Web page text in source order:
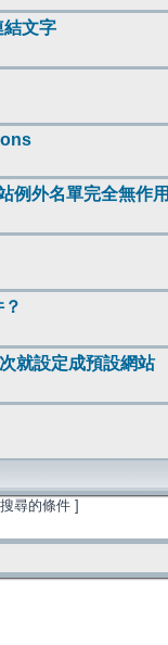
文字
例外名單完全無作用
就設定成預設網站
尋的條件 ]